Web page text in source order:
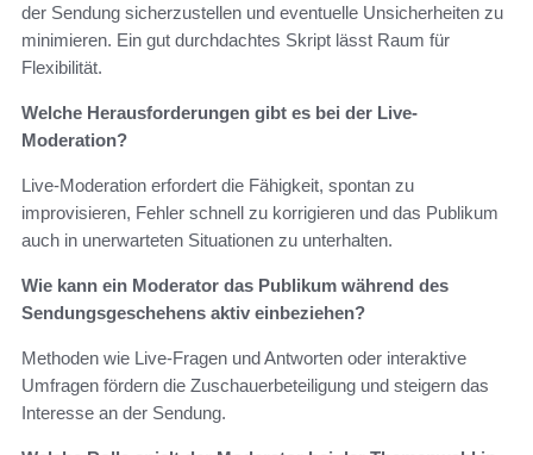
der Sendung sicherzustellen und eventuelle Unsicherheiten zu
minimieren. Ein gut durchdachtes Skript lässt Raum für
Flexibilität.
Welche Herausforderungen gibt es bei der Live-
Moderation?
Live-Moderation erfordert die Fähigkeit, spontan zu
improvisieren, Fehler schnell zu korrigieren und das Publikum
auch in unerwarteten Situationen zu unterhalten.
Wie kann ein Moderator das Publikum während des
Sendungsgeschehens aktiv einbeziehen?
Methoden wie Live-Fragen und Antworten oder interaktive
Umfragen fördern die Zuschauerbeteiligung und steigern das
Interesse an der Sendung.